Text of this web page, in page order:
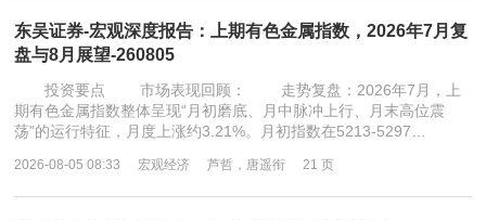
东吴证券-宏观深度报告：上期有色金属指数，2026年7月复
盘与8月展望-260805
投资要点 市场表现回顾： 走势复盘：2026年7月，上
期有色金属指数整体呈现“月初磨底、月中脉冲上行、月末高位震
荡”的运行特征，月度上涨约3.21%。月初指数在5213-5297…
2026-08-05 08:33 宏观经济 芦哲，唐遥衔 21 页